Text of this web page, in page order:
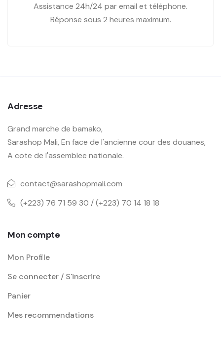
Assistance 24h/24 par email et téléphone.
Réponse sous 2 heures maximum.
Adresse
Grand marche de bamako,
Sarashop Mali, En face de l'ancienne cour des douanes,
A cote de l'assemblee nationale.
contact@sarashopmali.com
(+223) 76 71 59 30 / (+223) 70 14 18 18
Mon compte
Mon Profile
Se connecter / S'inscrire
Panier
Mes recommendations